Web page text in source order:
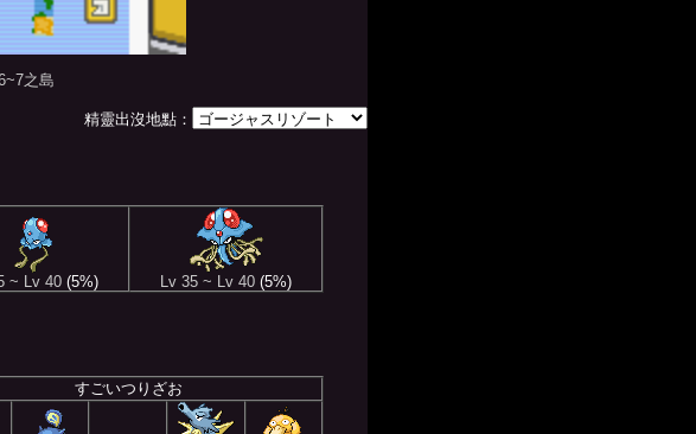
之島
精靈出沒地點：
~ Lv 40 (5%) Lv 35 ~ Lv 40 (5%)
すごいつりざお